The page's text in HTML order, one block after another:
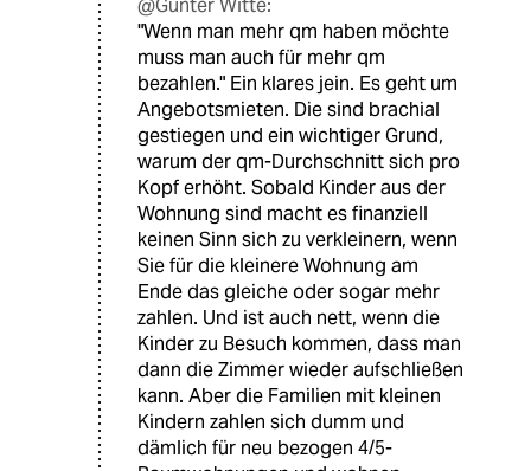
@Günter Witte:
"Wenn man mehr qm haben möchte
muss man auch für mehr qm
bezahlen." Ein klares jein. Es geht um
Angebotsmieten. Die sind brachial
gestiegen und ein wichtiger Grund,
warum der qm-Durchschnitt sich pro
Kopf erhöht. Sobald Kinder aus der
Wohnung sind macht es finanziell
keinen Sinn sich zu verkleinern, wenn
Sie für die kleinere Wohnung am
Ende das gleiche oder sogar mehr
zahlen. Und ist auch nett, wenn die
Kinder zu Besuch kommen, dass man
dann die Zimmer wieder aufschließen
kann. Aber die Familien mit kleinen
Kindern zahlen sich dumm und
dämlich für neu bezogen 4/5-